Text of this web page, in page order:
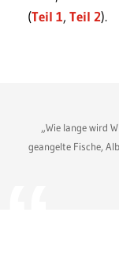
(Teil 1, Teil 2).
„Wie lange wird
geangelte Fische,